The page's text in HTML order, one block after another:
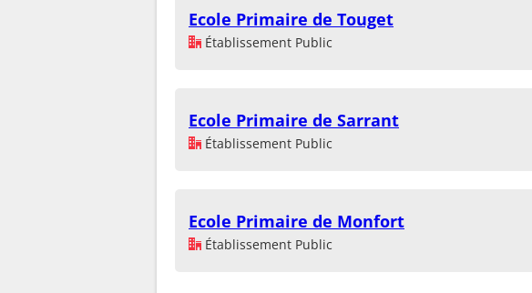
Ecole Primaire de Touget
Établissement Public
Ecole Primaire de Sarrant
Établissement Public
Ecole Primaire de Monfort
Établissement Public